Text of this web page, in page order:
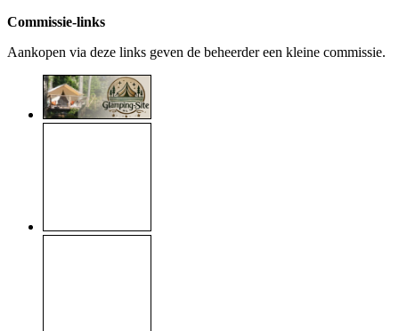
Commissie-links
Aankopen via deze links geven de beheerder een kleine commissie.